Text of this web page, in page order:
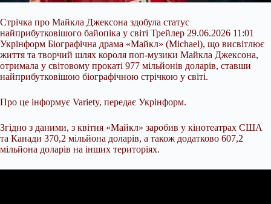
Стрічка про Майкла Джексона здобула статус
найприбутковішого байопіка у світі Трейлер 29.06.2026 11:01
Укрінформ Біографічна драма «Майкл» (Michael), що висвітлює
життя та творчий шлях короля поп-музики Майкла Джексона,
отримала у світовому прокаті 977 мільйонів доларів, ставши
найприбутковішою біографічною стрічкою у світі.
Про це інформує Variety, передає Укрінформ.
Згідно з даними, з квітня «Майкл» заробив у кінотеатрах США
та Канади 370,2 мільйона доларів, а також додатково 607,2
мільйона доларів на інших територіях.